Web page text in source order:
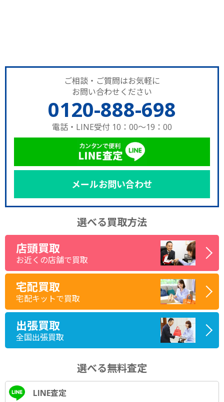
ご相談・ご質問はお気軽に
お問い合わせください
0120-888-698
電話・LINE受付 10：00～19：00
メールお問い合わせ
選べる買取方法
店頭買取
お近くの店舗で買取
宅配買取
宅配キットで買取
出張買取
全国出張買取
選べる無料査定
LINE査定